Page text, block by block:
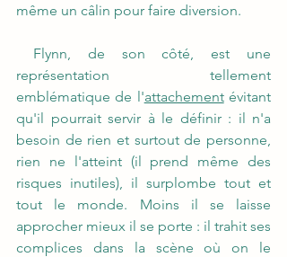
même un câlin pour faire diversion.
représentation tellement
emblématique de l'attachement évitant
qu'il pourrait servir à le définir : il n'a
besoin de rien et surtout de personne,
rien ne l'atteint (il prend même des
risques inutiles), il surplombe tout et
tout le monde. Moins il se laisse
approcher mieux il se porte : il trahit ses
complices dans la scène où on le